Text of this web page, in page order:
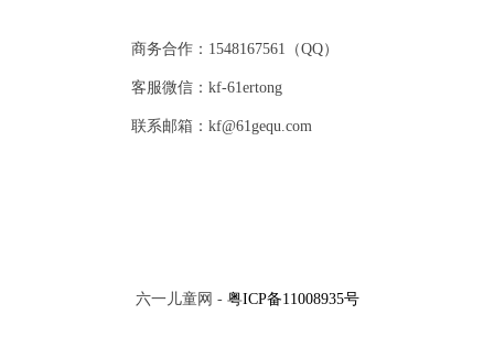
商务合作：1548167561（QQ）
客服微信：kf-61ertong
联系邮箱：kf@61gequ.com
六一儿童网 - 粤ICP备11008935号